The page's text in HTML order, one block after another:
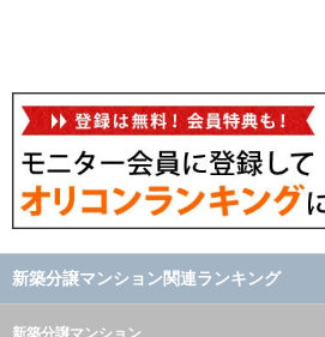
新築分譲マンション関連ランキング
新築分譲マンション